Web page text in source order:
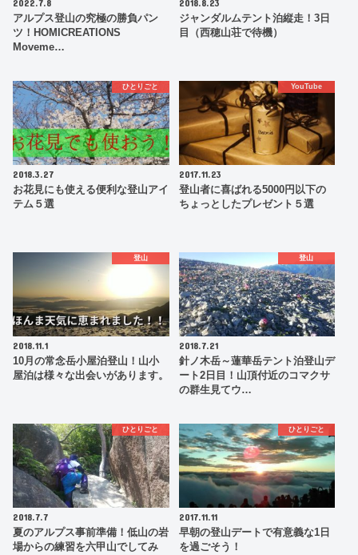
2022.7.8
アルプス登山の究極の勝負パン
ツ！HOMICREATIONS
Moveme…
2018.8.23
ジャンダルムテント泊縦走！3日
目（西穂山荘で待機）
ひとりごと
2018.3.27
お花見にも使える便利な登山アイ
テム５選
YouTube
2017.11.23
登山者に喜ばれる5000円以下の
ちょっとしたプレゼント５選
登山
2018.11.1
10月の常念岳小屋泊登山！山小
屋泊は様々な出会いがあります。
登山
2018.7.21
針ノ木岳～蓮華岳テント泊登山デ
ート2日目！山頂付近のコマクサ
の群生見てウ…
ひとりごと
2018.7.7
夏のアルプス事前準備！低山の岩
場からの練習を六甲山でしてみ
ひとりごと
2017.11.11
早朝の登山デートで有意義な1日
を過ごそう！